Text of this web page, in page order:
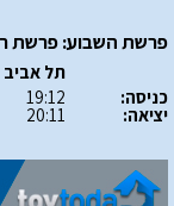
פרשת השבוע: פרשת
כניסה:
יציאה:
תל אביב
19:12
20:11